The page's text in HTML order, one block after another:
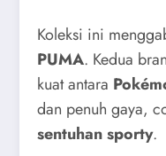
Koleksi ini
PUMA. Kedua
kuat antara
dan penuh gaya,
sentuhan sporty.